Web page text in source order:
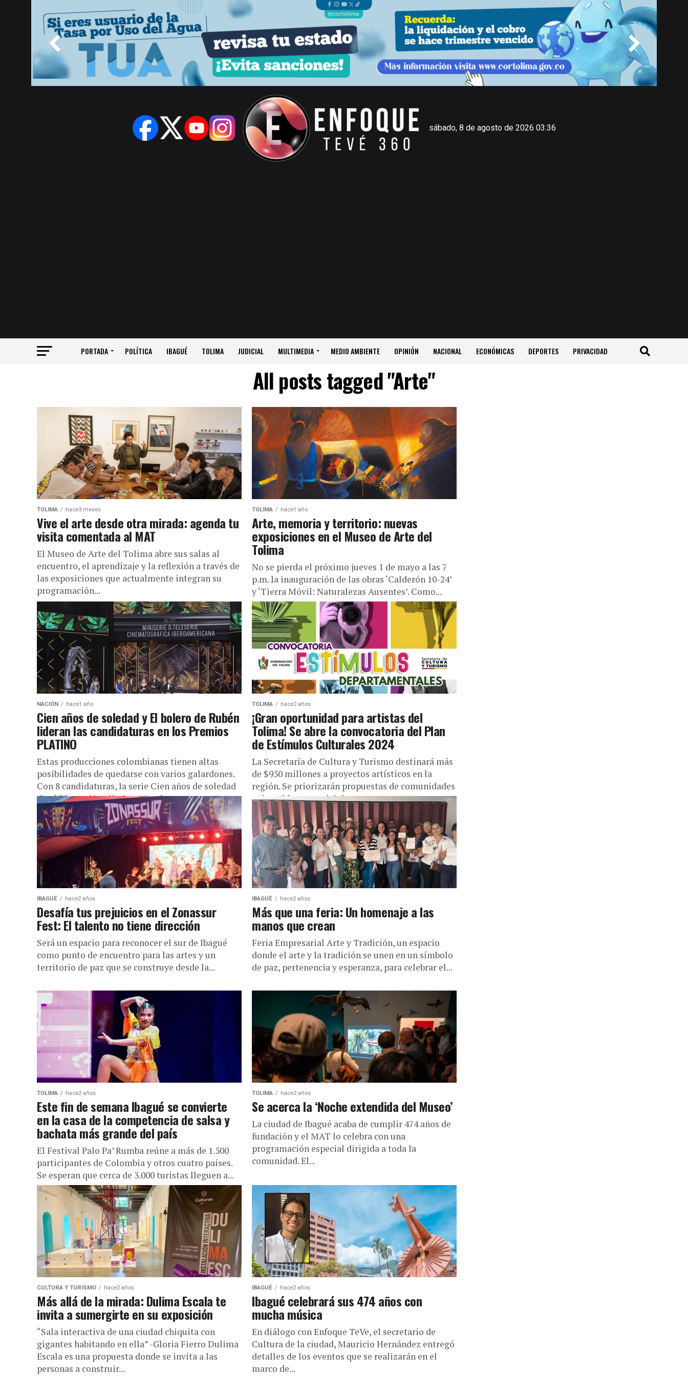
sábado, 8 de agosto de 2026 03:36
PORTADA POLÍTICA IBAGUÉ TOLIMA JUDICIAL MULTIMEDIA MEDIO AMBIENTE OPINIÓN NACIONAL ECONÓMICAS DEPORTES PRIVACIDAD
All posts tagged "Arte"
TOLIMA hace3 meses
Vive el arte desde otra mirada: agenda tu
visita comentada al MAT
El Museo de Arte del Tolima abre sus salas al
encuentro, el aprendizaje y la reflexión a través de
las exposiciones que actualmente integran su
programación...
TOLIMA hace1 año
Arte, memoria y territorio: nuevas
exposiciones en el Museo de Arte del
Tolima
No se pierda el próximo jueves 1 de mayo a las 7
p.m. la inauguración de las obras ‘Calderón 10-24’
y ‘Tierra Móvil: Naturalezas Ausentes’. Como...
NACIÓN hace1 año
Cien años de soledad y El bolero de Rubén
lideran las candidaturas en los Premios
PLATINO
Estas producciones colombianas tienen altas
posibilidades de quedarse con varios galardones.
Con 8 candidaturas, la serie Cien años de soledad
(José Rivera, Natalia Santa) es la...
TOLIMA hace2 años
¡Gran oportunidad para artistas del
Tolima! Se abre la convocatoria del Plan
de Estímulos Culturales 2024
La Secretaría de Cultura y Turismo destinará más
de $950 millones a proyectos artísticos en la
región. Se priorizarán propuestas de comunidades
vulnerables y municipios con...
IBAGUÉ hace2 años
Desafía tus prejuicios en el Zonassur
Fest: El talento no tiene dirección
Será un espacio para reconocer el sur de Ibagué
como punto de encuentro para las artes y un
territorio de paz que se construye desde la...
IBAGUÉ hace2 años
Más que una feria: Un homenaje a las
manos que crean
Feria Empresarial Arte y Tradición, un espacio
donde el arte y la tradición se unen en un símbolo
de paz, pertenencia y esperanza, para celebrar el...
TOLIMA hace2 años
Este fin de semana Ibagué se convierte
en la casa de la competencia de salsa y
bachata más grande del país
El Festival Palo Pa’ Rumba reúne a más de 1.500
participantes de Colombia y otros cuatro países.
Se esperan que cerca de 3.000 turistas lleguen a...
TOLIMA hace2 años
Se acerca la ‘Noche extendida del Museo’
La ciudad de Ibagué acaba de cumplir 474 años de
fundación y el MAT lo celebra con una
programación especial dirigida a toda la
comunidad. El...
CULTURA Y TURISMO hace2 años
Más allá de la mirada: Dulima Escala te
invita a sumergirte en su exposición
“Sala interactiva de una ciudad chiquita con
gigantes habitando en ella” -Gloria Fierro Dulima
Escala es una propuesta donde se invita a las
personas a construir...
IBAGUÉ hace2 años
Ibagué celebrará sus 474 años con
mucha música
En diálogo con Enfoque TeVe, el secretario de
Cultura de la ciudad, Mauricio Hernández entregó
detalles de los eventos que se realizarán en el
marco de...